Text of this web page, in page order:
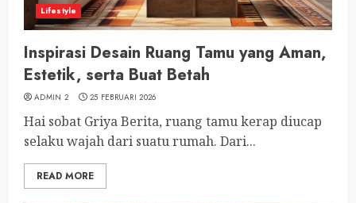
Lifestyle
Inspirasi Desain Ruang Tamu yang Aman,
Estetik, serta Buat Betah
ADMIN 2 25 FEBRUARI 2026
Hai sobat Griya Berita, ruang tamu kerap diucap
selaku wajah dari suatu rumah. Dari...
READ MORE